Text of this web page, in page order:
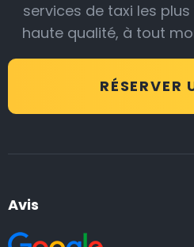
services de taxi les
haute qualité, à tout
RÉSERVER
Avis